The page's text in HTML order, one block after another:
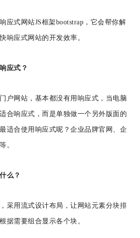
应式网站JS框架bootstrap，它会帮你解
响应式网站的开发效率。
应式？
户网站，基本都没有用响应式，当电脑
合响应式，而是单独做一个另外版面的
适合使用响应式呢？企业品牌官网、企
。
么？
采用流式设计布局，让网站元素分块排
据需要组合显示各个块。